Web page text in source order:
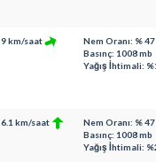
9 km/saat
Nem Oranı: % 47
Basınç: 1008 mb
Yağış İhtimali:
6.1 km/saat
Nem Oranı: % 47
Basınç: 1008 mb
Yağış İhtimali: